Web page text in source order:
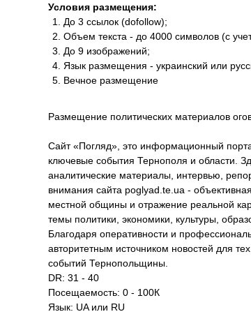
Условия размещения:
До 3 ссылок (dofollow);
Объем текста - до 4000 символов (с
До 9 изображений;
Язык размещения - украинский или
Вечное размещение
Размещение политических материалов
Сайт «Погляд», это информационный
ключевые события Тернополя и области.
аналитические материалы, интервью,
внимания сайта poglyad.te.ua -
местной общины и отражение реальной
темы политики, экономики, культуры,
Благодаря оперативности и
авторитетным источником новостей для
событий Тернопольщины.
DR: 31 - 40
Посещаемость: 0 - 100К
Язык: UA или RU